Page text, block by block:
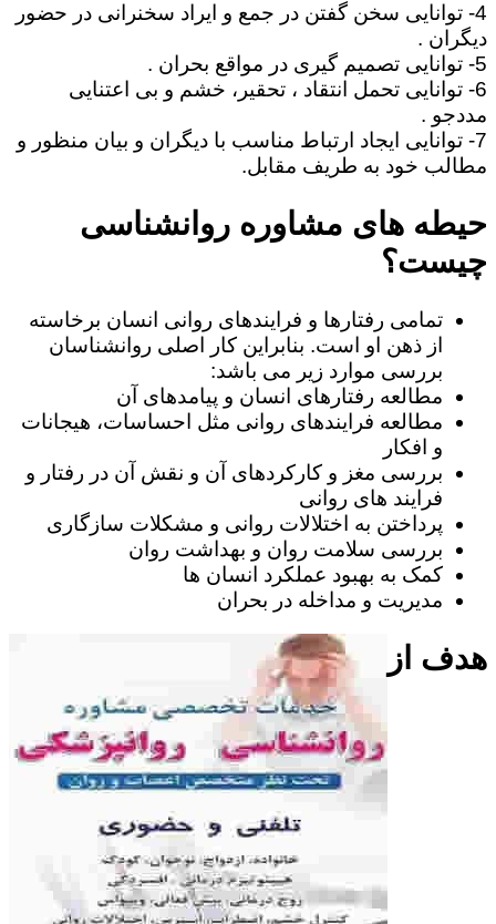
4- توانایی سخن گفتن در جمع و ایراد سخنرانی در حضور
دیگران .
5- توانایی تصمیم گیری در مواقع بحران .
6- توانایی تحمل انتقاد ، تحقیر، خشم و بی اعتنایی
مددجو .
7- توانایی ایجاد ارتباط مناسب با دیگران و بیان منظور و
مطالب خود به طریف مقابل.
حیطه های مشاوره روانشناسی
چیست؟
تمامی رفتارها و فرایندهای روانی انسان برخاسته
از ذهن او است. بنابراین کار اصلی روانشناسان
بررسی موارد زیر می باشد:
مطالعه رفتارهای انسان و پیامدهای آن
مطالعه فرایندهای روانی مثل احساسات، هیجانات
و افکار
بررسی مغز و کارکردهای آن و نقش آن در رفتار و
فرایند های روانی
پرداختن به اختلالات روانی و مشکلات سازگاری
بررسی سلامت روان و بهداشت روان
کمک به بهبود عملکرد انسان ها
مدیریت و مداخله در بحران
هدف از